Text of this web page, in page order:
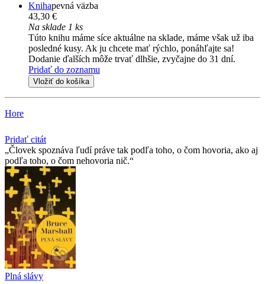
Knihapevná väzba
43,30 €
Na sklade 1 ks
Túto knihu máme síce aktuálne na sklade, máme však už iba
posledné kusy. Ak ju chcete mať rýchlo, ponáhľajte sa!
Dodanie ďalších môže trvať dlhšie, zvyčajne do 31 dní.
Pridať do zoznamu
Vložiť do košíka
Hore
Pridať citát
Človek spoznáva ľudí práve tak podľa toho, o čom hovoria, ako aj
podľa toho, o čom nehovoria nič.
Plná slávy